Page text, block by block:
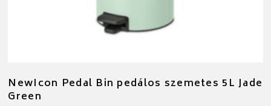
NewIcon Pedal Bin pedálos szemetes 5L Jade
Green